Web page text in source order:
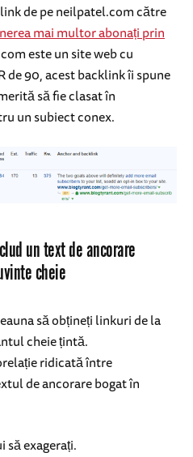
de pe neilpatel.com către
mai multor abonați prin
este un site web cu
90, acest backlink îi spune
să fie clasat în
un subiect conex.
un text de ancorare
cheie
să obțineți linkuri de la
cheie țintă.
ridicată între
de ancorare bogat în
să exagerați.